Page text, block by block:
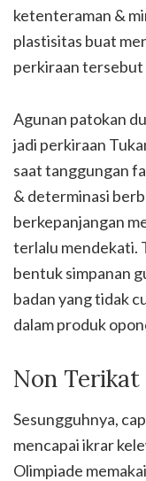
ketenteraman &
plastisitas buat
perkiraan tersebut
Agunan patokan
jadi perkiraan
saat tanggungan
& determinasi
berkepanjangan
terlalu mendekati.
bentuk simpanan
badan yang tidak
dalam produk
Non Terikat
Sesungguhnya,
mencapai ikrar
Olimpiade